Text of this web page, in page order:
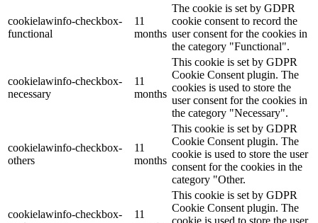
cookielawinfo-checkbox-
functional
11
months
The cookie is set by GDPR
cookie consent to record the
user consent for the cookies in
the category "Functional".
cookielawinfo-checkbox-
necessary
11
months
This cookie is set by GDPR
Cookie Consent plugin. The
cookies is used to store the
user consent for the cookies in
the category "Necessary".
cookielawinfo-checkbox-
others
11
months
This cookie is set by GDPR
Cookie Consent plugin. The
cookie is used to store the user
consent for the cookies in the
category "Other.
cookielawinfo-checkbox-
11
This cookie is set by GDPR
Cookie Consent plugin. The